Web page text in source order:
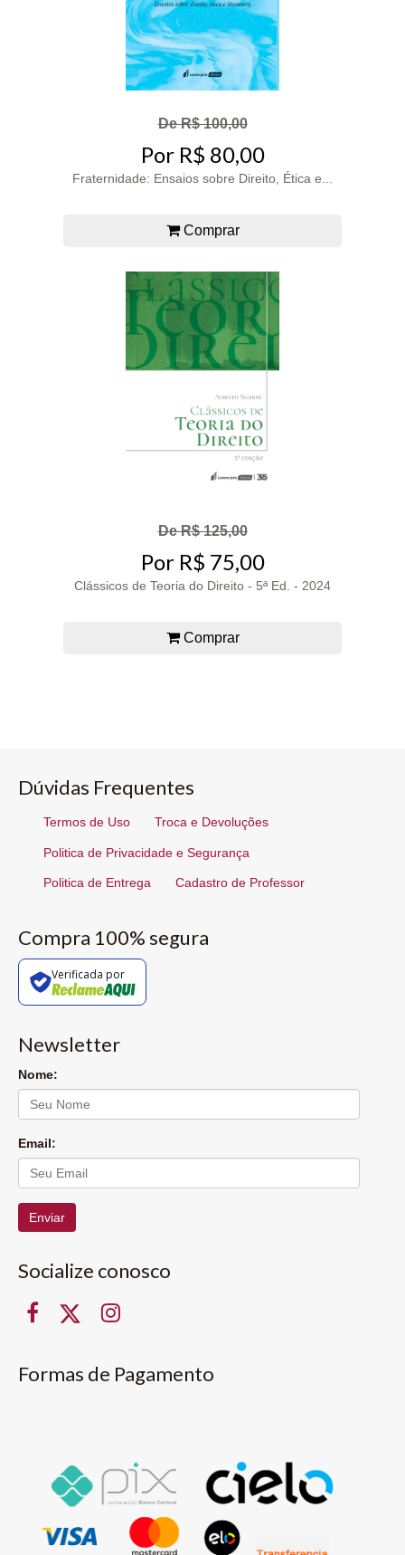
De R$ 100,00
Por R$ 80,00
Fraternidade: Ensaios sobre Direito, Ética e...
Comprar
De R$ 125,00
Por R$ 75,00
Clássicos de Teoria do Direito - 5ª Ed. - 2024
Comprar
Dúvidas Frequentes
Termos de Uso Troca e Devoluções
Politica de Privacidade e Segurança
Politica de Entrega Cadastro de Professor
Compra 100% segura
Verificada por
Newsletter
Nome:
Email:
Enviar
Socialize conosco
Formas de Pagamento